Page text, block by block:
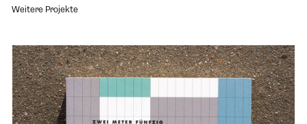
Weitere Projekte
Projekt "Zwei Meter fünfzig und vierundsechzig Leben" öffnen